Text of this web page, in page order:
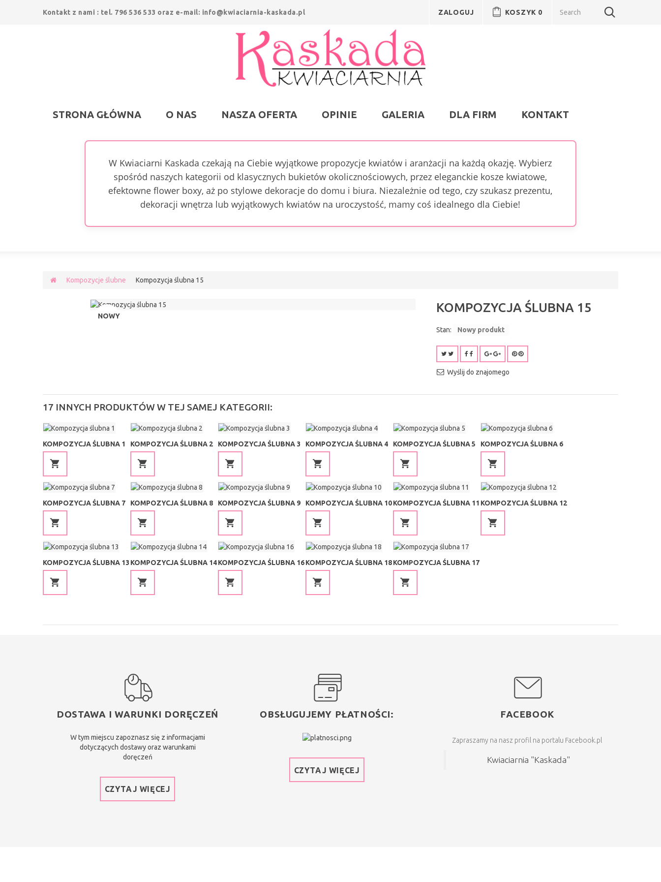
KOSZYK 0
ZALOGUJ
Kontakt z nami : tel. 796 536 533 oraz e-mail: info@kwiaciarnia-kaskada.pl
STRONA GŁÓWNA O NAS NASZA OFERTA OPINIE GALERIA DLA FIRM KONTAKT
W Kwiaciarni Kaskada czekają na Ciebie wyjątkowe propozycje kwiatów i aranżacji na każdą okazję. Wybierz
spośród naszych kategorii od klasycznych bukietów okolicznościowych, przez eleganckie kosze kwiatowe,
efektowne flower boxy, aż po stylowe dekoracje do domu i biura. Niezależnie od tego, czy szukasz prezentu,
dekoracji wnętrza lub wyjątkowych kwiatów na uroczystość, mamy coś idealnego dla Ciebie!
Kompozycje ślubne Kompozycja ślubna 15
NOWY
KOMPOZYCJA ŚLUBNA 15
Stan: Nowy produkt
Wyślij do znajomego
17 INNYCH PRODUKTÓW W TEJ SAMEJ KATEGORII:
KOMPOZYCJA ŚLUBNA 1 KOMPOZYCJA ŚLUBNA 2 KOMPOZYCJA ŚLUBNA 3 KOMPOZYCJA ŚLUBNA 4 KOMPOZYCJA ŚLUBNA 5 KOMPOZYCJA ŚLUBNA 6
KOMPOZYCJA ŚLUBNA 7 KOMPOZYCJA ŚLUBNA 8 KOMPOZYCJA ŚLUBNA 9 KOMPOZYCJA ŚLUBNA 10KOMPOZYCJA ŚLUBNA 11 KOMPOZYCJA ŚLUBNA 12
KOMPOZYCJA ŚLUBNA 13 KOMPOZYCJA ŚLUBNA 14KOMPOZYCJA ŚLUBNA 16KOMPOZYCJA ŚLUBNA 18KOMPOZYCJA ŚLUBNA 17
DOSTAWA I WARUNKI DORĘCZEŃ
W tym miejscu zapoznasz się z informacjami
dotyczących dostawy oraz warunkami
doręczeń
CZYTAJ WIĘCEJ
OBSŁUGUJEMY PŁATNOŚCI:
CZYTAJ WIĘCEJ
FACEBOOK
Zapraszamy na nasz profil na portalu Facebook.pl
Kwiaciarnia "Kaskada"